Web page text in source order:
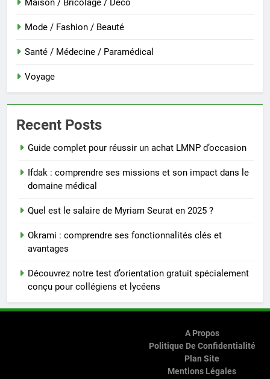
Maison / Bricolage / Déco
Mode / Fashion / Beauté
Santé / Médecine / Paramédical
Voyage
Recent Posts
Guide complet pour réussir un achat LMNP d’occasion
Ifdak : comprendre ses missions et son impact dans le
domaine médical
Quel est le salaire de Myriam Seurat en 2025 ?
Okrami : comprendre ses fonctionnalités clés et
avantages
Découvrez notre test d’orientation gratuit spécialement
conçu pour collégiens et lycéens
A Propos
Politique De Confidentialité
Plan Site
Mentions Légales